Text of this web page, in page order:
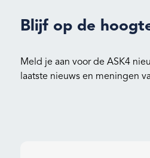
Blijf op de
Meld je aan voor de ASK4
laatste nieuws en meningen